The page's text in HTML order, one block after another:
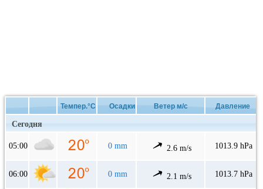
Темпер.°C Осадки Ветер м/с Давление
Сегодня
05:00 0 mm 2.6 m/s 1013.9 hPa
06:00 0 mm 2.1 m/s 1013.7 hPa